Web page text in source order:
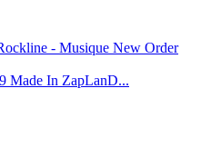
- Musique New Order
Made In ZapLanD...